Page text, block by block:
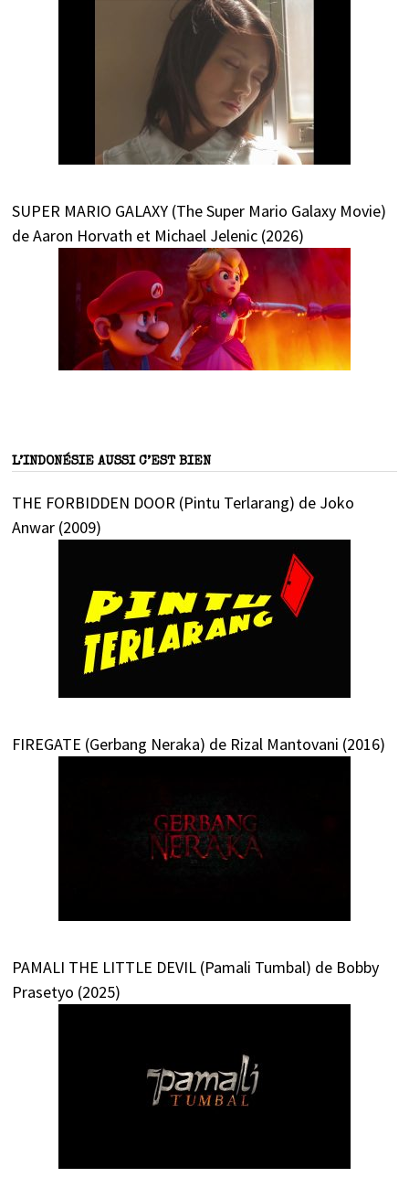
SUPER MARIO GALAXY (The Super Mario Galaxy Movie)
de Aaron Horvath et Michael Jelenic (2026)
L’INDONÉSIE AUSSI C’EST BIEN
THE FORBIDDEN DOOR (Pintu Terlarang) de Joko
Anwar (2009)
FIREGATE (Gerbang Neraka) de Rizal Mantovani (2016)
PAMALI THE LITTLE DEVIL (Pamali Tumbal) de Bobby
Prasetyo (2025)